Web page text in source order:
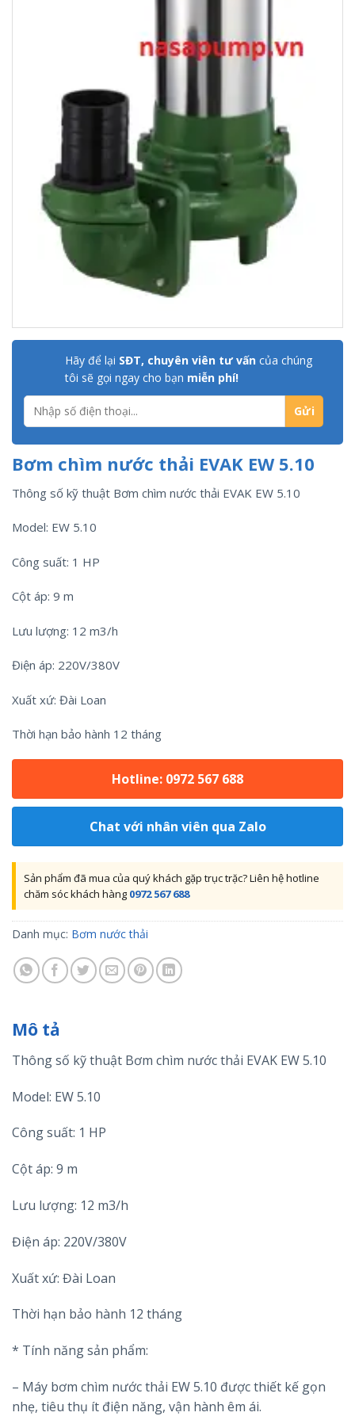
Hãy để lại SĐT, chuyên viên tư vấn của chúng
tôi sẽ gọi ngay cho bạn miễn phí!
Bơm chìm nước thải EVAK EW 5.10
Thông số kỹ thuật Bơm chìm nước thải EVAK EW 5.10
Model: EW 5.10
Công suất: 1 HP
Cột áp: 9 m
Lưu lượng: 12 m3/h
Điện áp: 220V/380V
Xuất xứ: Đài Loan
Thời hạn bảo hành 12 tháng
Hotline: 0972 567 688
Chat với nhân viên qua Zalo
Sản phẩm đã mua của quý khách gặp trục trặc? Liên hệ hotline
chăm sóc khách hàng 0972 567 688
Danh mục: Bơm nước thải
Mô tả
Thông số kỹ thuật Bơm chìm nước thải EVAK EW 5.10
Model: EW 5.10
Công suất: 1 HP
Cột áp: 9 m
Lưu lượng: 12 m3/h
Điện áp: 220V/380V
Xuất xứ: Đài Loan
Thời hạn bảo hành 12 tháng
* Tính năng sản phẩm:
– Máy bơm chìm nước thải EW 5.10 được thiết kế gọn
nhẹ, tiêu thụ ít điện năng, vận hành êm ái.